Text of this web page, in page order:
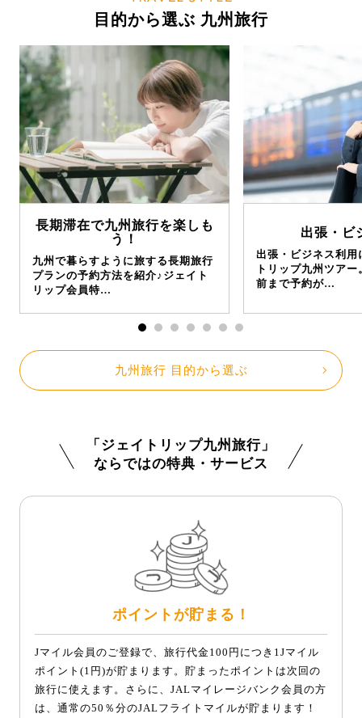
目的から選ぶ 九州旅行
長期滞在で九州旅行を楽しも
う！
九州で暮らすように旅する長期旅行
プランの予約方法を紹介♪ジェイト
リップ会員特…
出張・ビ
出張・ビジネス利用
トリップ九州ツア
前まで予約が…
九州旅行 目的から選ぶ
「ジェイトリップ九州旅行」
ならではの特典・サービス
ポイントが貯まる！
Jマイル会員のご登録で、旅行代金100円につき1Jマイル
ポイント(1円)が貯まります。貯まったポイントは次回の
旅行に使えます。さらに、JALマイレージバンク会員の方
は、通常の50％分のJALフライトマイルが貯まります！